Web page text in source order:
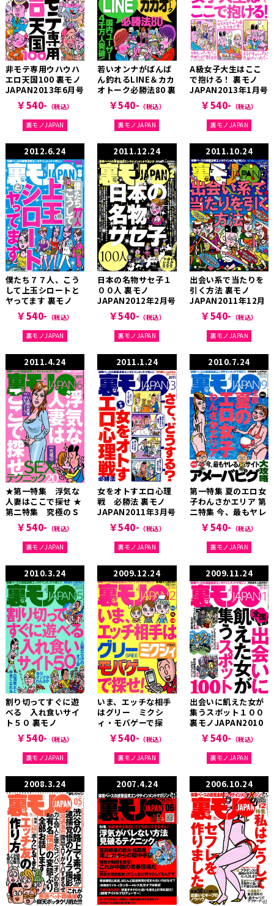
非モテ専用ウハウハ
エロ天国100 裏モノ
JAPAN2013年6月号
￥540- （税込）
裏モノJAPAN
若いオンナがばんば
ん釣れるLINE＆カカ
オトーク必勝法80 裏
モノJAPAN2013年4
月号￥540- （税込）
裏モノJAPAN
A級女子大生はここ
で抱ける！ 裏モノ
JAPAN2013年1月号
￥540- （税込）
裏モノJAPAN
2012.6.24
僕たち７７人、こう
して上玉シロートと
ヤってます 裏モノ
JAPAN2012年8月号
￥540- （税込）
裏モノJAPAN
2011.12.24
日本の名物サセ子１
００人 裏モノ
JAPAN2012年2月号
￥540- （税込）
裏モノJAPAN
2011.10.24
出会い系で当たりを
引く方法 裏モノ
JAPAN2011年12月
￥540- （税込）
裏モノJAPAN
2011.4.24
★第一特集 浮気な
人妻はここで探せ ★
第二特集 究極のＳ
ＥＸテクニック２０
裏モノJAPAN2011
年6月号
￥540- （税込）
裏モノJAPAN
2011.1.24
女をオトすエロ心理
戦 必勝法 裏モノ
JAPAN2011年3月号
￥540- （税込）
裏モノJAPAN
2010.7.24
第一特集 夏のエロ女
子わんさかエリア 第
二特集 今、最もヤレ
るサイト アメーバピ
グ大攻略 裏モノ
JAPAN2010年9月号
￥540- （税込）
裏モノJAPAN
2010.3.24
割り切ってすぐに遊
べる 入れ食いサイ
ト５０ 裏モノ
JAPAN2010年5月号
￥540- （税込）
裏モノJAPAN
2009.12.24
いま、エッチな相手
はグリー ミクシ
ィ・モバゲーで探
せ！ 裏モノ
JAPAN2010年2月号
￥540- （税込）
裏モノJAPAN
2009.11.24
出会いに飢えた女が
集うスポット１００
裏モノJAPAN2010
年1月号
￥540- （税込）
裏モノJAPAN
2008.3.24 2007.4.24 2006.10.24